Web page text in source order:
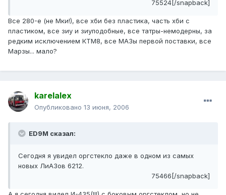
75524[/snapback]
Все 280-е (не Мки!), все хби без пластика, часть хби с
пластиком, все зиу и зиуподобные, все татры-немодерны, за
редким исключением КТМ8, все МАЗы первой поставки, все
Марзы... мало?
karelalex
Опубликовано 13 июня, 2006
ED9M сказал:
Сегодня я увидел оргстекло даже в одном из самых
новых ЛиАЗов 6212.
75466[/snapback]